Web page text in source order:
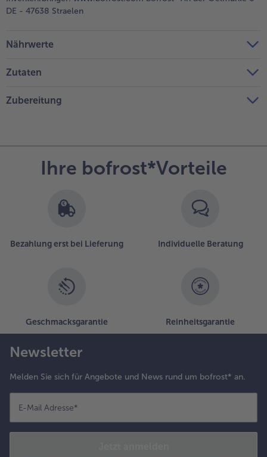
DE - 47638 Straelen
Nährwerte
Zutaten
Zubereitung
Ihre bofrost*Vorteile
Bezahlung erst bei Lieferung Individuelle Beratung
Geschmacksgarantie Reinheitsgarantie
Newsletter
Melden Sie sich für Angebote und News rund um bofrost* an.
E-Mail Adresse*